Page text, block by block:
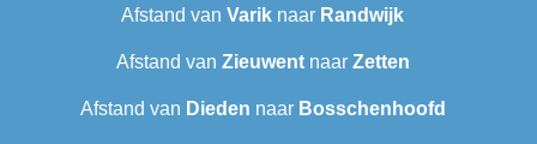
Afstand van Varik naar Randwijk
Afstand van Zieuwentnaar Zetten
Afstand van Dieden naar Bosschenhoofd